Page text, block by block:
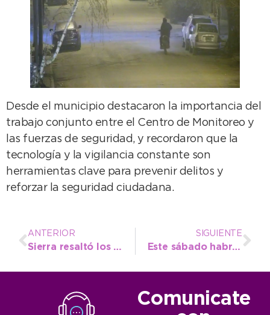
Desde el municipio destacaron la importancia del
trabajo conjunto entre el Centro de Monitoreo y
las fuerzas de seguridad, y recordaron que la
tecnología y la vigilancia constante son
herramientas clave para prevenir delitos y
reforzar la seguridad ciudadana.
ANTERIOR
Sierra resaltó los éxitos de la “sala inmersiva” con cupos agotados y el teatro para las infancias a sala llena
SIGUIENTE
Este sábado habrá acto protocolar para recordar la fundación de Claraz
Comunicate